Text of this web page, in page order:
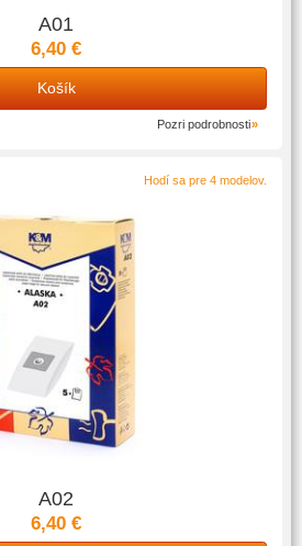
A01
6,40 €
Košík
Pozri podrobnosti
Hodí sa pre 4 modelov.
A02
6,40 €